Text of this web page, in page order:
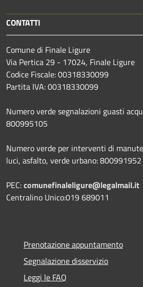
CONTATTI
Comune di Finale Ligure
Via Pertica 29 - 17024, Finale Ligure
Codice Fiscale: 00318330099
Partita IVA: 00318330099
Numero verde segnalazioni guasti
800995105
Numero verde per interventi di
luci, asfalto, verde urbano: 800991952
PEC:comunefinaleligure@legalmail.it
Centralino Unico:019 689011
Prenotazione appuntamento
Segnalazione disservizio
Leggi le FAQ